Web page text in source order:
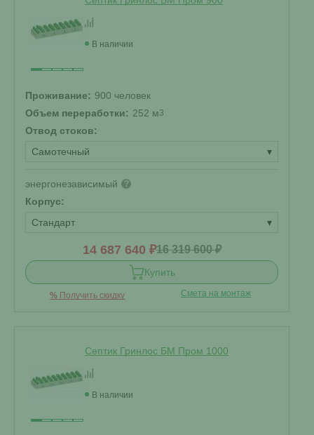
В наличии
Проживание: 900 человек
Объем переработки: 252 м3
Отвод стоков:
Самотечный
▾
энергонезависимый ?
Корпус:
Стандарт
▾
14 687 640 ₽16 319 600 ₽
Купить
% Получить скидку Смета на монтаж
Септик Гринлос БМ Пром 1000
В наличии